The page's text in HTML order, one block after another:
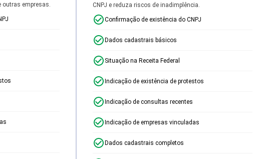
empresas.
CNPJ e reduza riscos de inadimplência.
Confirmação de existência do CNPJ
Dados cadastrais básicos
Situação na Receita Federal
Indicação de existência de protestos
Indicação de consultas recentes
Indicação de empresas vinculadas
Dados cadastrais completos